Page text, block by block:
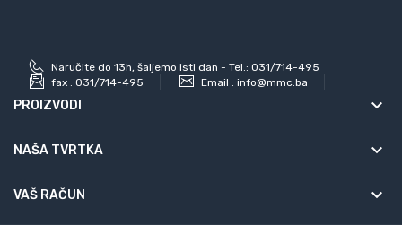
Naručite do 13h, šaljemo isti dan - Tel.: 031/714-495
fax : 031/714-495 Email : info@mmc.ba
PROIZVODI keyboard_arrow_down
NAŠA TVRTKA keyboard_arrow_down
VAŠ RAČUN 